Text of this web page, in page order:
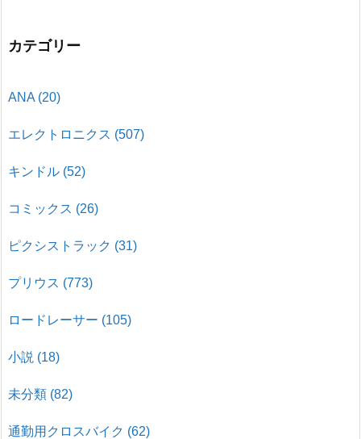
カテゴリー
ANA (20)
エレクトロニクス (507)
キンドル (52)
コミックス (26)
ピクシストラック (31)
プリウス (773)
ロードレーサー (105)
小説 (18)
未分類 (82)
通勤用クロスバイク (62)